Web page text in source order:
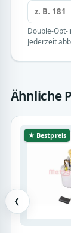
Double-Opt-
Jederzeit
Ähnliche
❮
★ Bestpreis